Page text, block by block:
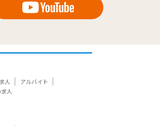
人
アルバイト
人